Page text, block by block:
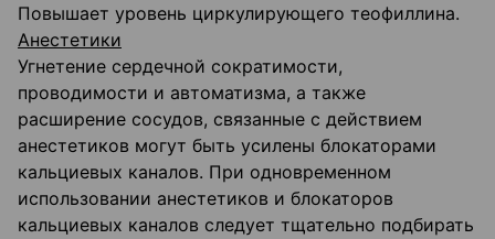
Повышает уровень циркулирующего теофиллина.
Анестетики
Угнетение сердечной сократимости,
проводимости и автоматизма, а также
расширение сосудов, связанные с действием
анестетиков могут быть усилены блокаторами
кальциевых каналов. При одновременном
использовании анестетиков и блокаторов
кальциевых каналов следует тщательно подбирать